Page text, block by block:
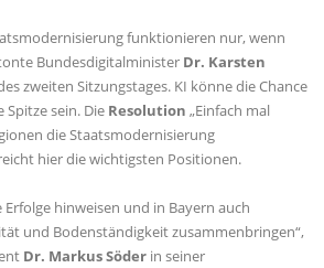
funktionieren nur, wenn
Bundesdigitalminister Dr. Karsten
zweiten Sitzungstages. KI könne die Chance
Spitze sein. Die Resolution Einfach mal
die Staatsmodernisierung
hier die wichtigsten Positionen.
hinweisen und in Bayern auch
und Bodenständigkeit zusammenbringen“,
Dr. Markus Söder in seiner